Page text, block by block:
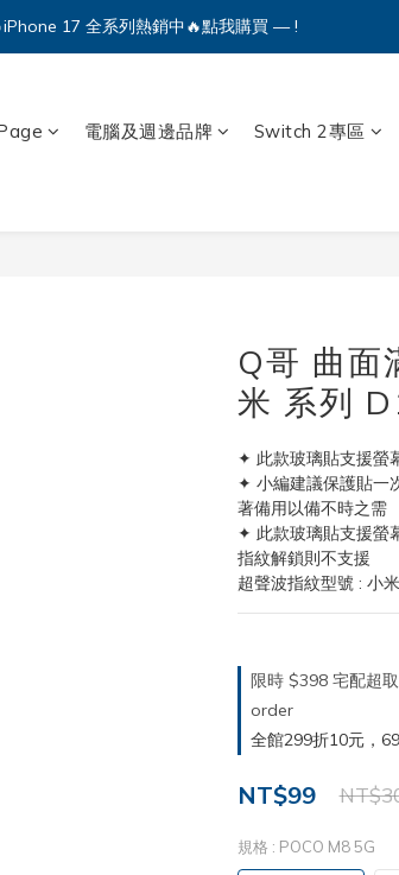
17 全系列熱銷中🔥點我購買 — !
💕加入Q哥 Line 新好友領優惠券！🎫
電腦及週邊品牌 Switch 2專區
Q哥 曲面
米 系列
✦ 此款玻璃貼支援螢
✦ 小編建議保護貼一
著備用以備不時之需
✦ 此款玻璃貼支援螢
指紋解鎖則不支援
超聲波指紋型號 : 小
限時 $398 宅配超
order
全館299折10元，
NT$99
規格 : POCO M8 5G